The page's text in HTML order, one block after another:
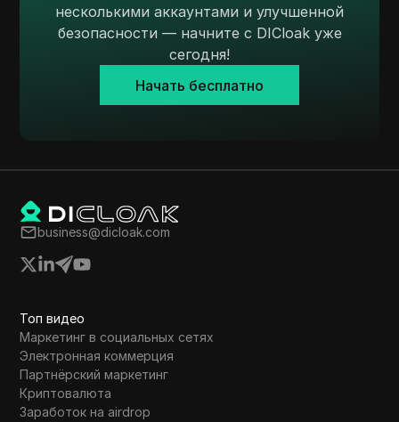
VKontakte
Walmart Marketplace
WhatsApp Business
YouTube
YouTube Premium
Zalando
Zelle
несколькими аккаунтами и улучшенной
безопасности — начните с DICloak уже
сегодня!
Начать бесплатно
business@dicloak.com
Топ видео
Маркетинг в социальных сетях
Электронная коммерция
Партнёрский маркетинг
Криптовалюта
Заработок на airdrop